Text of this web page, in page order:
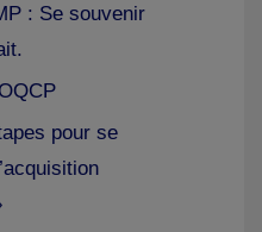
: Se souvenir
pour se